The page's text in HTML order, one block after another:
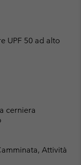
UPF 50 ad alto
cerniera
Attività